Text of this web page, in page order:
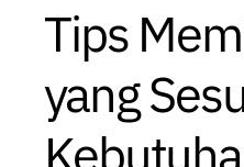
Tips
yang